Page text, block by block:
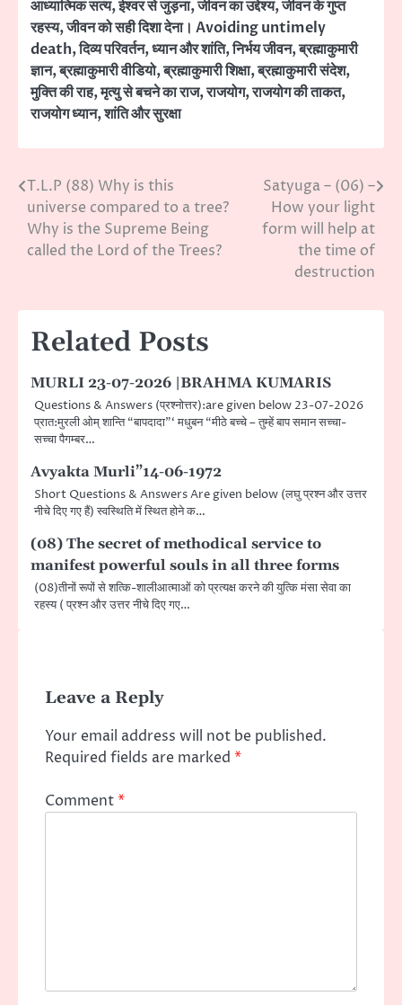
आध्यात्मिक सत्य,ईश्वर से जुड़ना,जीवन का उद्देश्य,जीवन के गुप्त
रहस्य,जीवन को सही दिशा देना। Avoiding untimely
death,दिव्य परिवर्तन,ध्यान और शांति,निर्भय जीवन,ब्रह्माकुमारी
ज्ञान,ब्रह्माकुमारी वीडियो,ब्रह्माकुमारी शिक्षा,ब्रह्माकुमारी संदेश,
मुक्ति की राह,मृत्यु से बचने का राज,राजयोग,राजयोग की ताकत,
राजयोग ध्यान,शांति और सुरक्षा
Post
navigation
T.L.P (88) Why is this
universe compared to a tree?
Why is the Supreme Being
called the Lord of the Trees?
Satyuga – (06) –
How your light
form will help at
the time of
destruction
Related Posts
MURLI 23-07-2026 |BRAHMA KUMARIS
Questions & Answers (प्रश्नोत्तर):are given below 23-07-2026
प्रात:मुरली ओम् शान्ति “बापदादा”‘ मधुबन “मीठे बच्चे – तुम्हें बाप समान सच्चा-
सच्चा पैगम्बर…
Avyakta Murli”14-06-1972
Short Questions & Answers Are given below (लघु प्रश्न और उत्तर
नीचे दिए गए हैं) स्वस्थिति में स्थित होने क…
(08) The secret of methodical service to
manifest powerful souls in all three forms
(08)तीनों रूपों से शत्कि-शालीआत्माओं को प्रत्यक्ष करने की युत्कि मंसा सेवा का
रहस्य ( प्रश्न और उत्तर नीचे दिए गए…
Leave a Reply
Your email address will not be published.
Required fields are marked *
Comment*